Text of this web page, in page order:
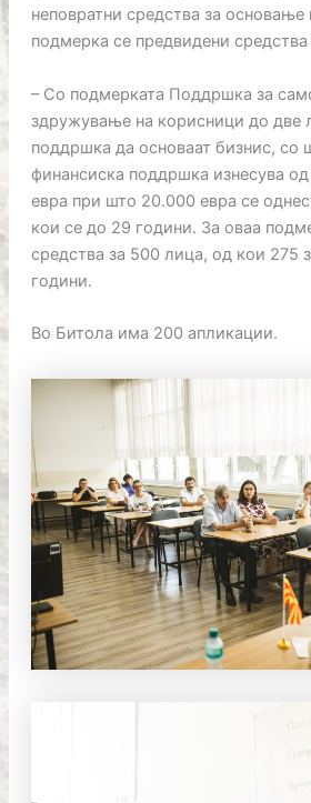
неповратни средства за основање
подмерка се предвидени
– Со подмерката Поддршка за
здружување на корисници до две
поддршка да основаат бизнис, со
финансиска поддршка изнесува
евра при што 20.000 евра се
кои се до 29 години. За оваа
средства за 500 лица, од кои 275
години.
Во Битола има 200 апликации.